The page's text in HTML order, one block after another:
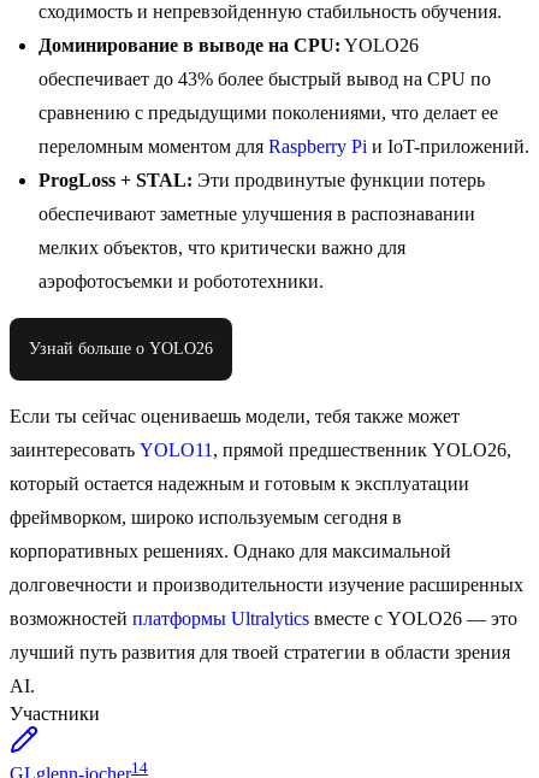
сходимость и непревзойденную стабильность обучения.
Доминирование в выводе на CPU: YOLO26
обеспечивает до 43% более быстрый вывод на CPU по
сравнению с предыдущими поколениями, что делает ее
переломным моментом для Raspberry Pi и IoT-приложений.
ProgLoss + STAL: Эти продвинутые функции потерь
обеспечивают заметные улучшения в распознавании
мелких объектов, что критически важно для
аэрофотосъемки и робототехники.
Узнай больше о YOLO26
Если ты сейчас оцениваешь модели, тебя также может
заинтересовать YOLO11 , прямой предшественник YOLO26,
который остается надежным и готовым к эксплуатации
фреймворком, широко используемым сегодня в
корпоративных решениях. Однако для максимальной
долговечности и производительности изучение расширенных
возможностей платформы Ultralytics вместе с YOLO26 — это
лучший путь развития для твоей стратегии в области зрения
AI.
Участники
14